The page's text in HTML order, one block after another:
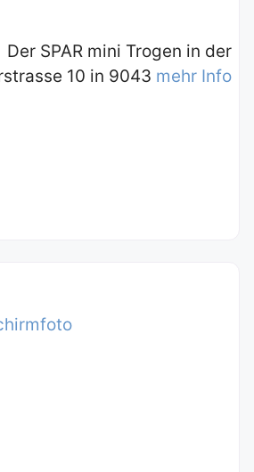
Der SPAR mini Trogen in der
10 in 9043 mehr Info